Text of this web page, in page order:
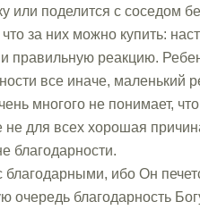
или поделится с соседом
что за них можно купить:
правильную реакцию.
все иначе, маленький
многого не понимает,
не для всех хорошая
благодарности.
ибо Он
благодарность